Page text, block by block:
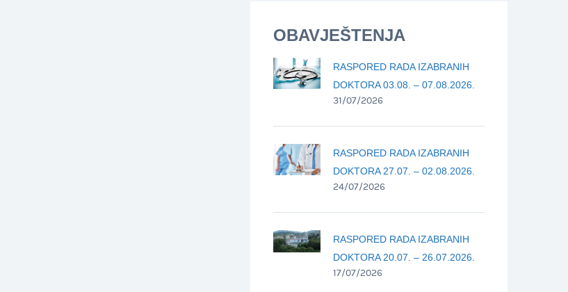
OBAVJEŠTENJA
RASPORED RADA IZABRANIH
DOKTORA 03.08. – 07.08.2026.
31/07/2026
RASPORED RADA IZABRANIH
DOKTORA 27.07. – 02.08.2026.
24/07/2026
RASPORED RADA IZABRANIH
DOKTORA 20.07. – 26.07.2026.
17/07/2026